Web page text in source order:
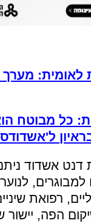
לאומית:
כל מבוטח
אשדוד
למבוגרים,
רפואת
הפה, יישור